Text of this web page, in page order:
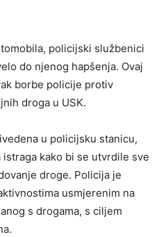
policijski službenici
do njenog hapšenja. Ovaj
borbe policije protiv
droga u USK.
u policijsku stanicu,
kako bi se utvrdile sve
droge. Policija je
usmjerenim na
s drogama, s ciljem